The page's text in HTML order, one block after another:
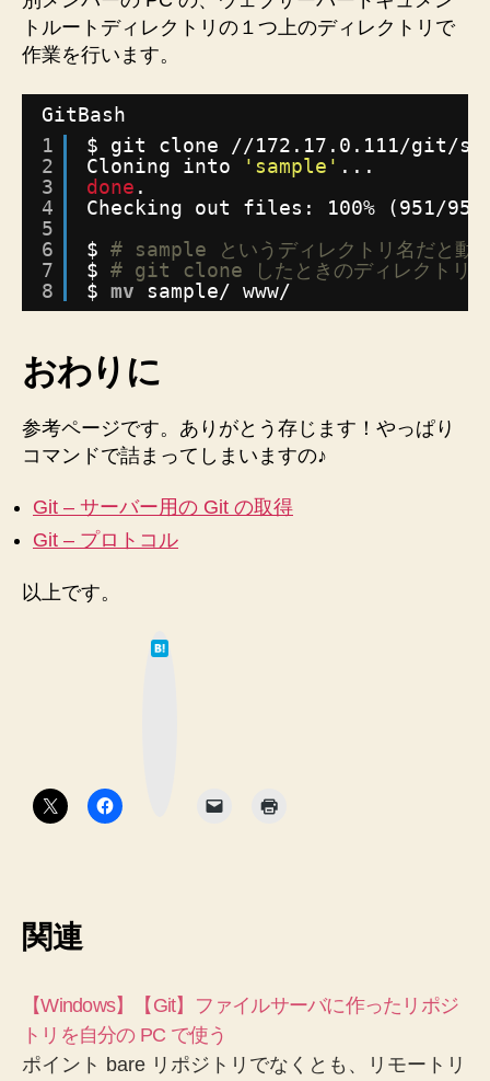
トルートディレクトリの１つ上のディレクトリで
作業を行います。
GitBash
1
2
3
4
5
6
7
8
$ git clone //172 .17.0.111/git/
Cloning into
'sample' ...
done .
Checking out files: 100% (951/951
$ # sample というディレクトリ名だと動
$ # git clone したときのディレクトリ名
$ mv sample/ www/
おわりに
参考ページです。ありがとう存じます！やっぱり
コマンドで詰まってしまいますの♪
Git – サーバー用の Git の取得
Git – プロトコル
以上です。
関連
【Windows】【Git】ファイルサーバに作ったリポジ
トリを自分の PC で使う
ポイント bare リポジトリでなくとも、リモートリ